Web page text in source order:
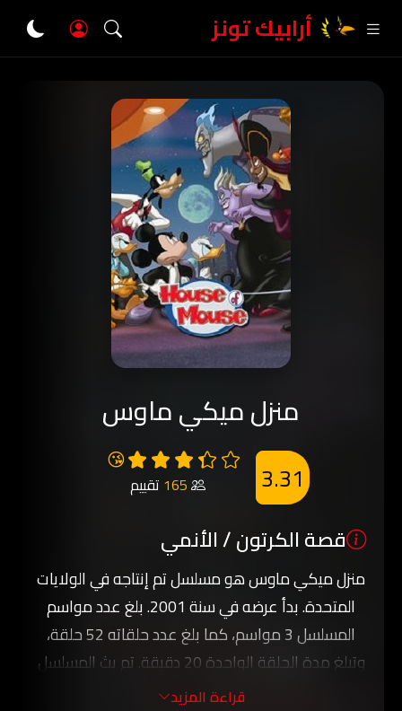
أرابيك تونز
منزل ميكي ماوس
😘
165 تقييم 3.31
قصة الكرتون / الأنمي
منزل ميكي ماوس هو مسلسل تم إنتاجه في الولايات
المتحدة. بدأ عرضه في سنة 2001. بلغ عدد مواسم
المسلسل 3 مواسم، كما بلغ عدد حلقاته 52 حلقة،
وتبلغ مدة الحلقة الواحدة 20 دقيقة. تم بث المسلسل
لأول مرة بتاريخ 13 يناير 2001 بينما تم بث آخر حلقةقراءة المزيد